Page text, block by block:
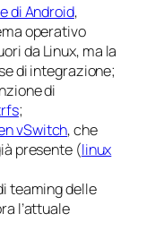
di Android,
operativo
da Linux, ma la
di integrazione;
di
;
vSwitch, che
presente (linux
teaming delle
l’attuale